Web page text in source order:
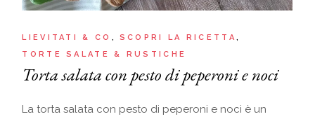
LIEVITATI & CO
SCOPRI LA RICETTA
TORTE SALATE & RUSTICHE
Torta salata con pesto di peperoni e noci
La torta salata con pesto di peperoni e noci è un